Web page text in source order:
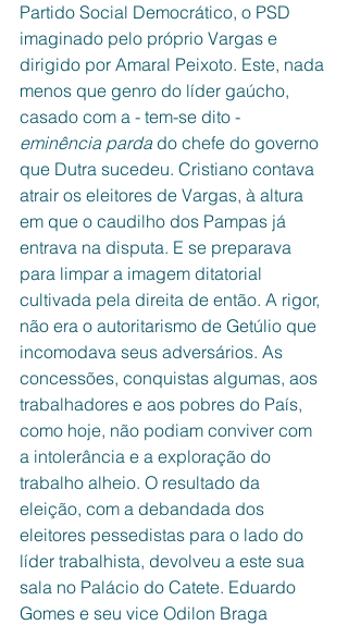
Partido Social Democrático, o PSD
imaginado pelo próprio Vargas e
dirigido por Amaral Peixoto. Este, nada
menos que genro do líder gaúcho,
casado com a - tem-se dito -
eminência parda do chefe do governo
que Dutra sucedeu. Cristiano contava
atrair os eleitores de Vargas, à altura
em que o caudilho dos Pampas já
entrava na disputa. E se preparava
para limpar a imagem ditatorial
cultivada pela direita de então. A rigor,
não era o autoritarismo de Getúlio que
incomodava seus adversários. As
concessões, conquistas algumas, aos
trabalhadores e aos pobres do País,
como hoje, não podiam conviver com
a intolerância e a exploração do
trabalho alheio. O resultado da
eleição, com a debandada dos
eleitores pessedistas para o lado do
líder trabalhista, devolveu a este sua
sala no Palácio do Catete. Eduardo
Gomes e seu vice Odilon Braga